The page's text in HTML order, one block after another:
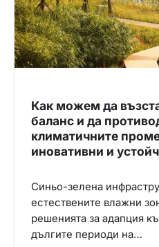
Как можем да
баланс и да
климатичните
иновативни и
Синьо-зелена
естествените влажни
решенията за адапция
дългите периоди на…